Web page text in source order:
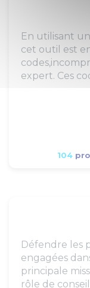
En utilisant
cet outil est
expert. Ces
104
Défendre les
engagées
principale
rôle de